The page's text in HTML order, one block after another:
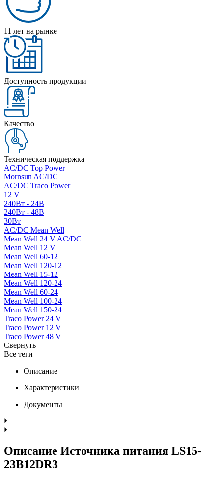
11 лет на рынке
Доступность продукции
Качество
Техническая поддержка
AC/DC Top Power
Mornsun AC/DC
AC/DC Traco Power
12 V
240Вт - 24В
240Вт - 48В
30Вт
AC/DC Mean Well
Mean Well 24 V AC/DC
Mean Well 12 V
Mean Well 60-12
Mean Well 120-12
Mean Well 15-12
Mean Well 120-24
Mean Well 60-24
Mean Well 100-24
Mean Well 150-24
Traco Power 24 V
Traco Power 12 V
Traco Power 48 V
Свернуть
Все теги
Описание
Характеристики
Документы
Описание Источника питания LS15-
23B12DR3